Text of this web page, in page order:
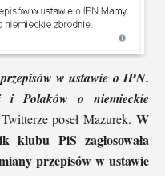
w ustawie o IPN.
i Polaków o niemieckie
poseł Mazurek. W
klubu PiS zagłosowała
przepisów w ustawie